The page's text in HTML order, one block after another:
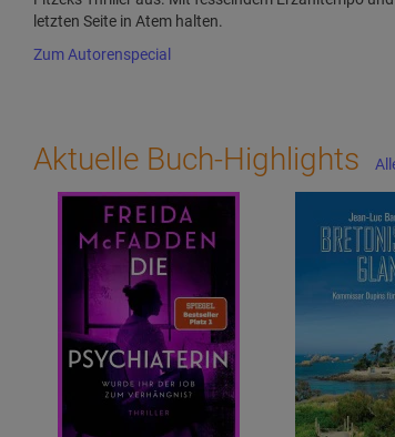
letzten Seite in Atem halten.
Zum Autorenspecial
Aktuelle Buch-Highlights